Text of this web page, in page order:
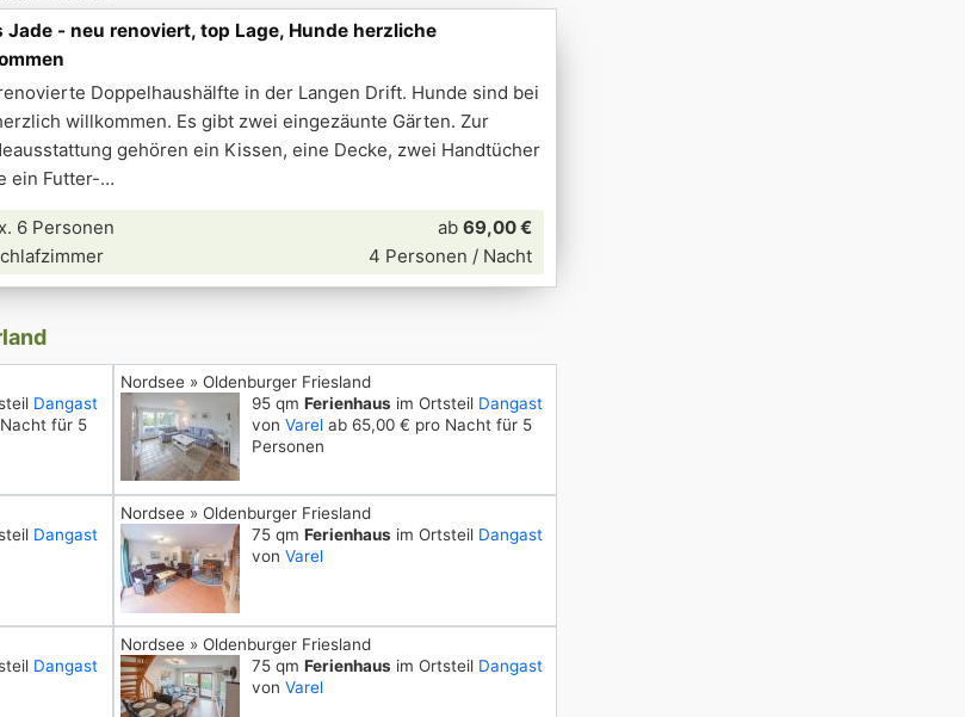
Jade - neu renoviert, top Lage, Hunde herzliche
Doppelhaushälfte in der Langen Drift. Hunde sind bei
willkommen. Es gibt zwei eingezäunte Gärten. Zur
gehören ein Kissen, eine Decke, zwei Handtücher
ein Futter-
6 Personen
ab 69,00 €
4 Personen / Nacht
Dangast
für 5
Nordsee » Oldenburger Friesland
95 qm Ferienhaus im Ortsteil Dangast
von Varelab 65,00 € pro Nacht für 5
Personen
Dangast
Nordsee » Oldenburger Friesland
75 qm Ferienhaus im Ortsteil Dangast
von Varel
Dangast
Nordsee » Oldenburger Friesland
75 qm Ferienhaus im Ortsteil Dangast
von Varel